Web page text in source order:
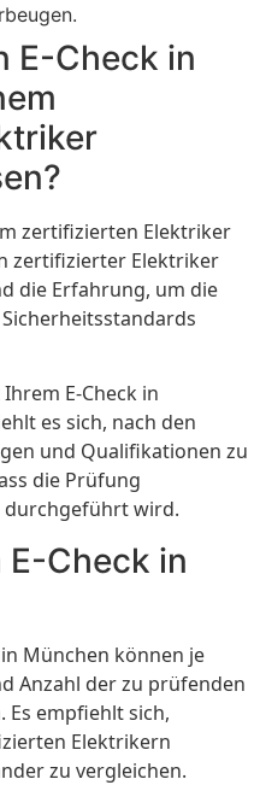
E-Check in
zertifizierten Elektriker
zertifizierter Elektriker
die Erfahrung, um die
E-Check in
es sich, nach den
und Qualifikationen zu
die Prüfung
durchgeführt wird.
E-Check in
München können je
Anzahl der zu prüfenden
Es empfiehlt sich,
Elektrikern
zu vergleichen.